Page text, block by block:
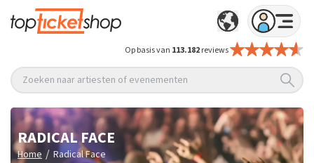
Op basis van 113.182reviews
Zoeken naar artiesten of evenementen
RADICAL FACE
Home / Radical Face